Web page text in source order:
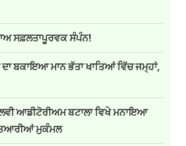
ਸਫ਼ਲਤਾਪੂਰਵਕ ਸੰਪੰਨ!
ਬਕਾਇਆ ਮਾਨ ਭੱਤਾ ਖਾਤਿਆਂ ਵਿੱਚ ਜਮ੍ਹਾਂ,
ਆਡੀਟੋਰੀਅਮ ਬਟਾਲਾ ਵਿਖੇ ਮਨਾਇਆ
ਮੁਕੰਮਲ